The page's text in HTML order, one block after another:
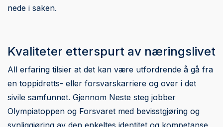
nede i saken.
Kvaliteter etterspurt av næringslivet
All erfaring tilsier at det kan være utfordrende å gå fra
en toppidretts- eller forsvarskarriere og over i det
sivile samfunnet. Gjennom Neste steg jobber
Olympiatoppen og Forsvaret med bevisstgjøring og
synliggjøring av den enkeltes identitet og kompetanse.